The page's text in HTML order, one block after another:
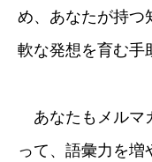
め、あなたが持つ
軟な発想を育む手
あなたもメルマ
って、語彙力を増